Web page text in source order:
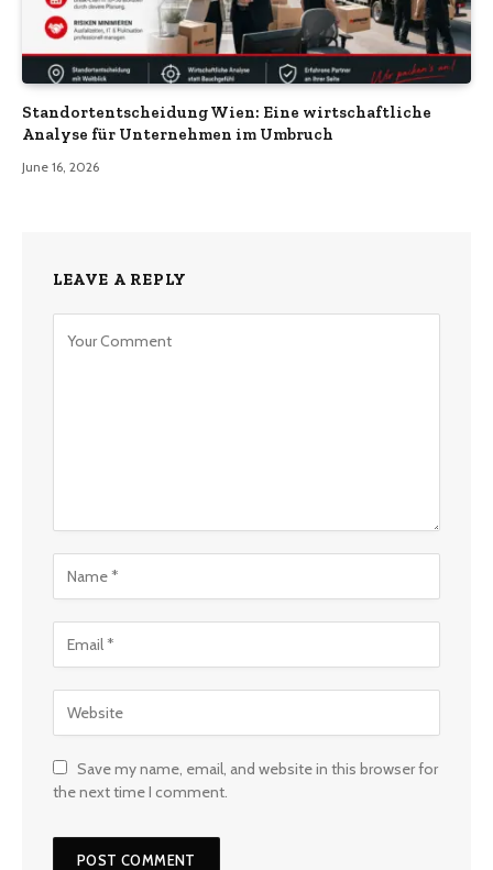
Standortentscheidung Wien: Eine wirtschaftliche
Analyse für Unternehmen im Umbruch
June 16, 2026
LEAVE A REPLY
Save my name, email, and website in this browser for
the next time I comment.